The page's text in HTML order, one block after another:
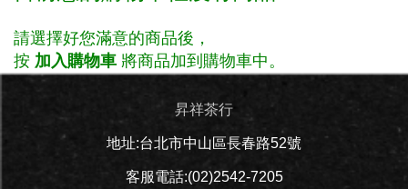
請選擇好您滿意的商品後，
按 加入購物車 將商品加到購物車中。
昇祥茶行
地址:台北市中山區長春路52號
客服電話:(02)2542-7205